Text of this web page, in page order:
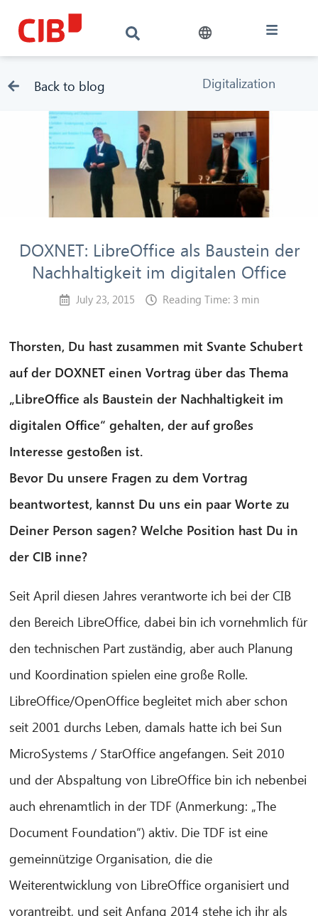
Back to blog Digitalization
DOXNET: LibreOffice als Baustein der
Nachhaltigkeit im digitalen Office
July 23, 2015 Reading Time: 3 min
Thorsten, Du hast zusammen mit Svante Schubert
auf der DOXNET einen Vortrag über das Thema
„LibreOffice als Baustein der Nachhaltigkeit im
digitalen Office“ gehalten, der auf großes
Interesse gestoßen ist.
Bevor Du unsere Fragen zu dem Vortrag
beantwortest, kannst Du uns ein paar Worte zu
Deiner Person sagen? Welche Position hast Du in
der CIB inne?
Seit April diesen Jahres verantworte ich bei der CIB
den Bereich LibreOffice, dabei bin ich vornehmlich für
den technischen Part zuständig, aber auch Planung
und Koordination spielen eine große Rolle.
LibreOffice/OpenOffice begleitet mich aber schon
seit 2001 durchs Leben, damals hatte ich bei Sun
MicroSystems / StarOffice angefangen. Seit 2010
und der Abspaltung von LibreOffice bin ich nebenbei
auch ehrenamtlich in der TDF (Anmerkung: „The
Document Foundation“) aktiv. Die TDF ist eine
gemeinnützige Organisation, die die
Weiterentwicklung von LibreOffice organisiert und
vorantreibt, und seit Anfang 2014 stehe ich ihr als